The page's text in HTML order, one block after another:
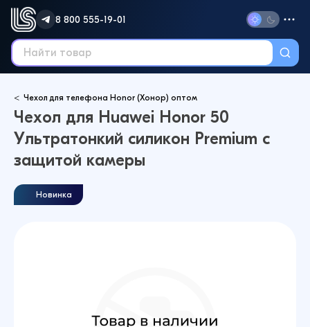
8 800 555-19-01
Чехол для телефона Honor (Хонор) оптом
Чехол для Huawei Honor 50
Ультратонкий силикон Premium с
защитой камеры
Новинка